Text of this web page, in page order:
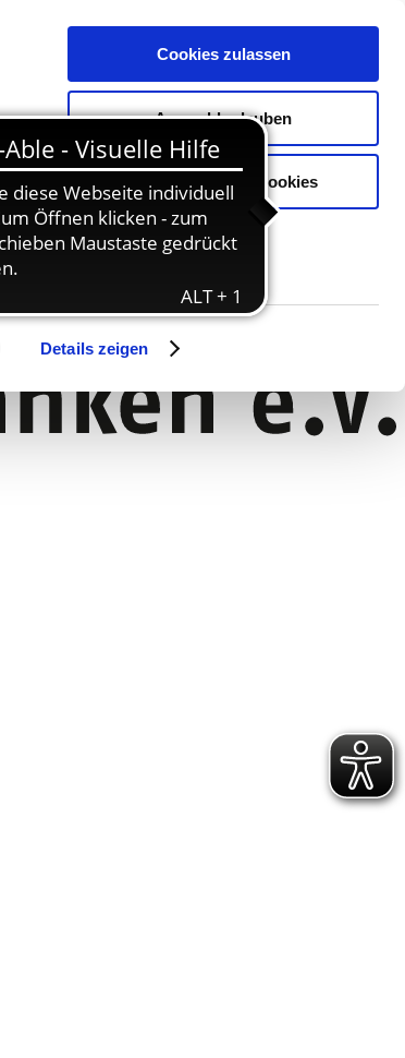
Details zeigen
Cookies zulassen
Auswahl erlauben
Nur notwendige Cookies